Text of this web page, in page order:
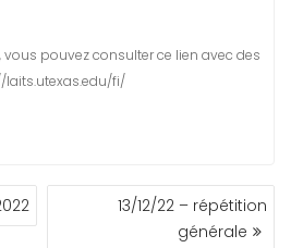
vous pouvez consulter ce lien avec des
laits.utexas.edu/fi/
13/12/22 – répétition
générale